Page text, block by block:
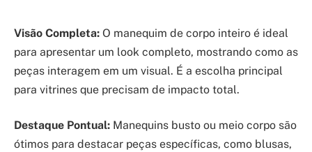
Visão Completa: O manequim de corpo inteiro é ideal
para apresentar um look completo, mostrando como as
peças interagem em um visual. É a escolha principal
para vitrines que precisam de impacto total.
Destaque Pontual: Manequins busto ou meio corpo são
ótimos para destacar peças específicas, como blusas,